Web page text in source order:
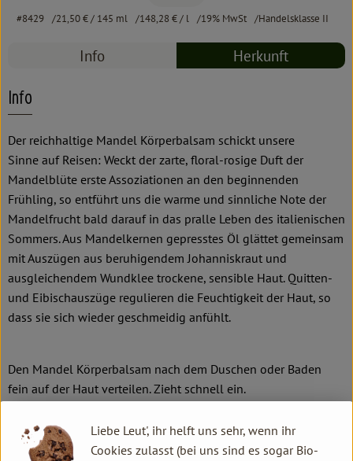
#8429 21,50 €/ 145 ml 148,28 €/ l 19% MwSt Handelsklasse II
Info Herkunft
Info
Der reichhaltige Mandel Körperbalsam schickt unsere
Sinne auf Reisen: Weckt der zarte, floral-rosige Duft der
Mandelblüte erste Assoziationen an den beginnenden
Frühling, so entführt uns die warme und sinnliche Note der
Mandelfrucht bald darauf in das pralle Leben des italienischen
Sommers. Aus Mandelkernen gepresstes Öl glättet gemeinsam
mit Auszügen aus beruhigendem Johanniskraut und
ausgleichendem Wundklee trockene, sensible Haut. Quitten-
und Eibischauszüge regulieren die Feuchtigkeit der Haut, so
dass sie sich wieder geschmeidig anfühlt.
Den Mandel Körperbalsam nach dem Duschen oder Baden
fein auf der Haut verteilen. Zieht schnell ein.
Johanniskraut Pflegeöl.
Liebe Leut', ihr helft uns sehr, wenn ihr
Cookies zulasst (bei uns sind es sogar Bio-